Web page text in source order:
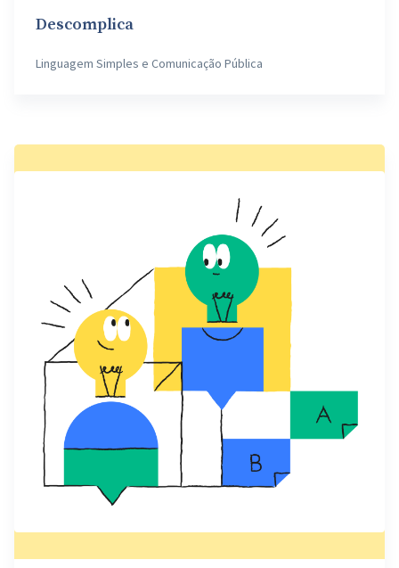
Descomplica
Linguagem Simples e Comunicação Pública